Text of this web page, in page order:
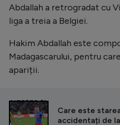
Abdallah a retrogradat cu
liga a treia a Belgiei.
Hakim Abdallah este
Madagascarului, pentru
apariții.
CITEȘTE ȘI
Care este
accidentați de